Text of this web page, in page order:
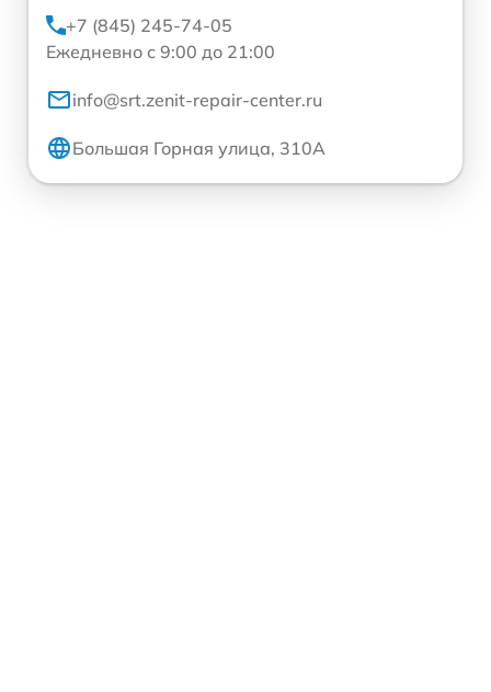
+7 (845) 245-74-05
Ежедневно с 9:00 до 21:00
info@srt.zenit-repair-center.ru
Большая Горная улица, 310А